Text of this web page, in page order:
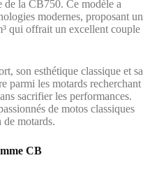
de la CB750. Ce modèle a
modernes, proposant un
qui offrait un excellent couple
son esthétique classique et sa
parmi les motards recherchant
sacrifier les performances.
de motos classiques
motards.
CB